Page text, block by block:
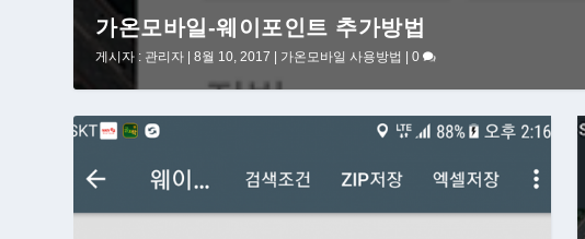
가온모바일-웨이포인트 추가방법
게시자 : 관리자 |8월 10, 2017 가온모바일 사용방법 |0